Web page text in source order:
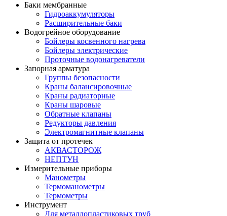
Баки мембранные
Гидроаккумуляторы
Расширительные баки
Водогрейное оборудование
Бойлеры косвенного нагрева
Бойлеры электрические
Проточные водонагреватели
Запорная арматура
Группы безопасности
Краны балансировочные
Краны радиаторные
Краны шаровые
Обратные клапаны
Редукторы давления
Электромагнитные клапаны
Защита от протечек
АКВАСТОРОЖ
НЕПТУН
Измерительные приборы
Манометры
Термоманометры
Термометры
Инструмент
Для металлопластиковых труб